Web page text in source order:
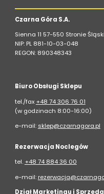
Czarna Góra S.A.
Sienna 11 57-550 Stronie
NIP: PL 881-10-03-048
REGON: 890348343
Biuro Obsługi Sklepu
tel./fax +48 74 306 76 01
(w godzinach 8:00-16:00)
e-mail: sklep@czarnagora.pl
Rezerwacja Noclegów
tel. +48 74 884 36 00
e-mail:
Dział Marketingu i